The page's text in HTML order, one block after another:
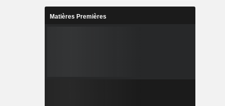
Matières Premières